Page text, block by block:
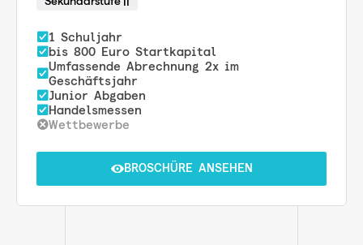
1 Schuljahr
bis 800 Euro Startkapital
Umfassende Abrechnung 2x im
Geschäftsjahr
Junior Abgaben
Handelsmessen
Wettbewerbe
BROSCHÜRE ANSEHEN